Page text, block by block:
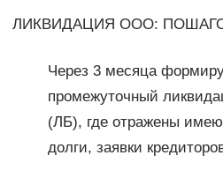
ЛИКВИДАЦИЯ ООО:
Через 3 месяца
промежуточный
(ЛБ), где отражены
долги, заявки